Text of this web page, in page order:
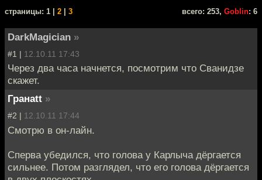
cтраницы: 1 | 2 3 всего: 253, Goblin: 6
DarkMagician »
#1 | 12.10.11 17:43
Через два часа начнется, посмотрим что Сванидзе
скажет.
Гранаtt »
#2 | 12.10.11 17:44
Смотрю в он-лайн.
Сперва убедился, что голова у Карлыча дёргается
сильнее. Потом разглядел, что его голова дёргается